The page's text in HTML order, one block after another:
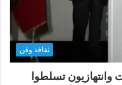
ثقافة وفن
تسلطوا